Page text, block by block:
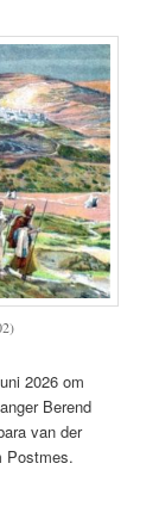
2026 om
Berend
van der
Postmes.